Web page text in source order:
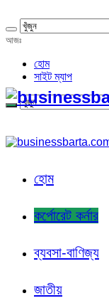
আজঃ
হোম
সাইট ম্যাপ
হোম
কর্পোরেট কর্নার
ব্যবসা-বাণিজ্য
জাতীয়